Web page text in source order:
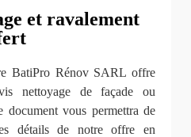
et ravalement
BatiPro Rénov SARL offre
nettoyage de façade ou
document vous permettra de
détails de notre offre en